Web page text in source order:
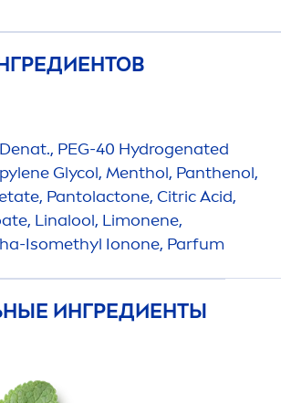
PEG-40 Hydrogenated
Glycol, Menthol, Panthenol,
Pantolactone, Citric Acid,
Linalool, Limonene,
Isomethyl Ionone, Parfum
ИНГРЕДИЕНТЫ